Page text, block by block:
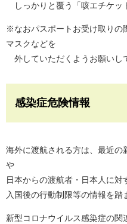
しっかりと覆う「咳エチケッ
※なおパスポートお受け取りの
マスクなどを
外していただくようお願いし
感染症危険情報
海外に渡航される方は、最近の
や
日本からの渡航者・日本人に
入国後の行動制限等の情報を踏
新型コロナウイルス感染症の